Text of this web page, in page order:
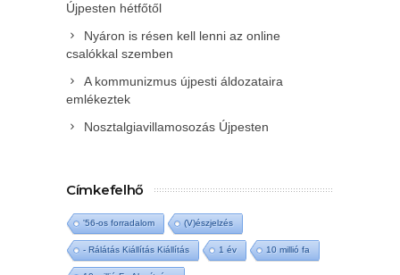
Újpesten hétfőtől
Nyáron is résen kell lenni az online
csalókkal szemben
A kommunizmus újpesti áldozataira
emlékeztek
Nosztalgiavillamosozás Újpesten
Címkefelhő
'56-os forradalom (V)észjelzés
- Rálátás Kiállítás Kiállítás 1 év 10 millió fa